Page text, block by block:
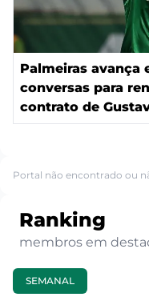
Palmeiras avança
conversas para
contrato de
Portal não encontrado ou
Ranking
membros em
SEMANAL